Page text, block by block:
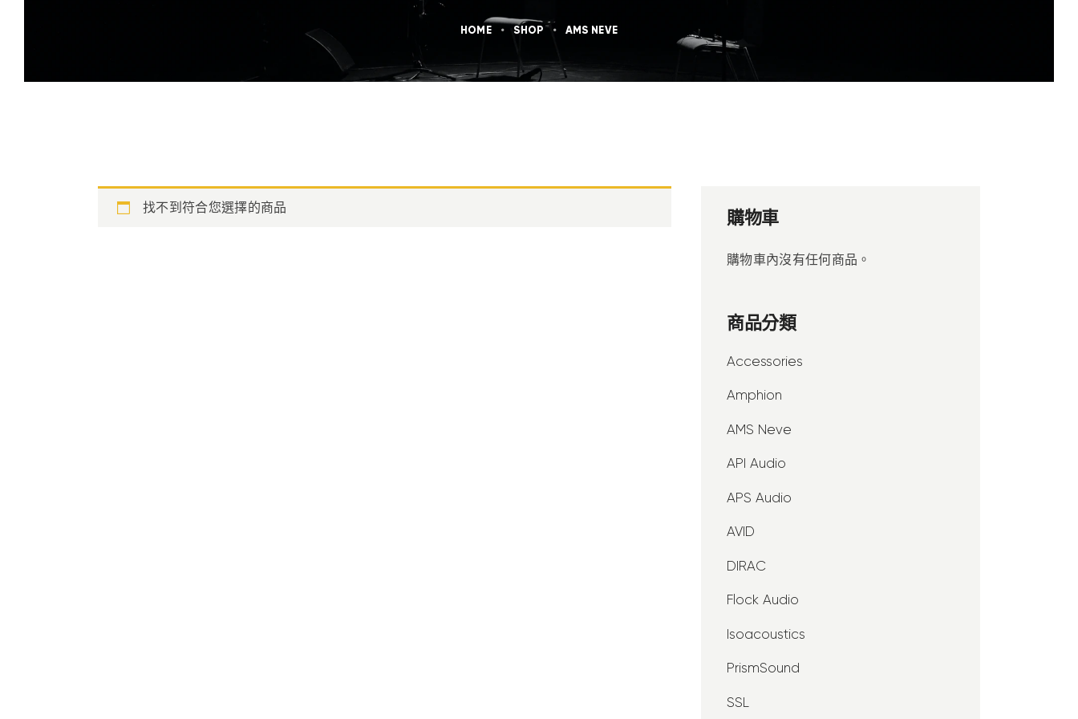
HOME SHOP AMS NEVE
找不到符合您選擇的商品 購物車
購物車內沒有任何商品。
商品分類
Accessories
Amphion
AMS Neve
API Audio
APS Audio
AVID
DIRAC
Flock Audio
Isoacoustics
PrismSound
SSL